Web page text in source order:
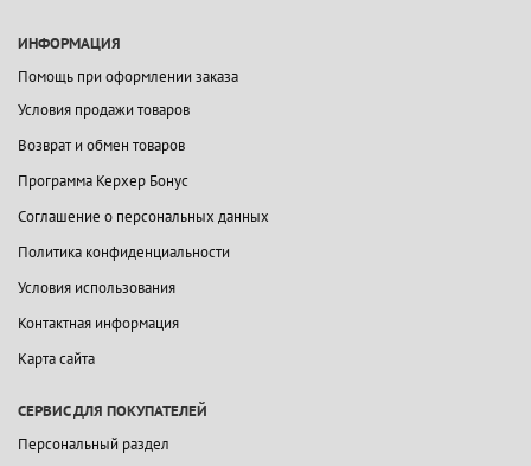
ИНФОРМАЦИЯ
Помощь при оформлении заказа
Условия продажи товаров
Возврат и обмен товаров
Программа Керхер Бонус
Соглашение о персональных данных
Политика конфиденциальности
Условия использования
Контактная информация
Карта сайта
СЕРВИС ДЛЯ ПОКУПАТЕЛЕЙ
Персональный раздел